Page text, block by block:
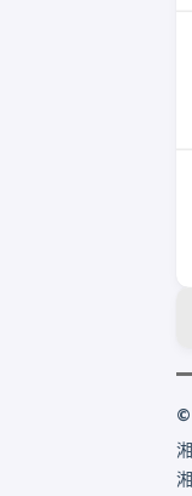
©